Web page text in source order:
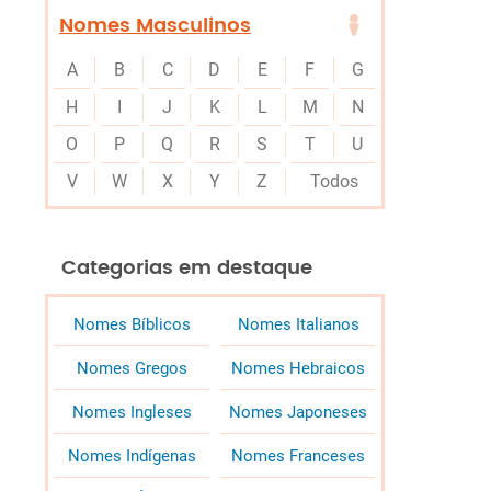
Nomes Masculinos
A B C D E F
G
H
I J K L M
N
O
P Q R S T
U
V
W X Y Z Todos
Categorias em destaque
Nomes Bíblicos Nomes Italianos
Nomes Gregos Nomes Hebraicos
Nomes Ingleses Nomes Japoneses
Nomes Indígenas Nomes Franceses